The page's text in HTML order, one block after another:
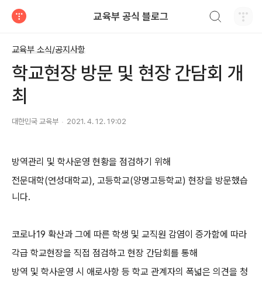
교육부 공식 블로그
교육부 소식/공지사항
학교현장 방문 및 현장 간담회 개
최
대한민국 교육부 2021. 4. 12. 19:02
방역관리 및 학사운영 현황을 점검하기 위해
전문대학(연성대학교), 고등학교(양명고등학교) 현장을 방문했습
니다.
코로나19 확산과 그에 따른 학생 및 교직원 감염이 증가함에 따라
각급 학교현장을 직접 점검하고 현장 간담회를 통해
방역 및 학사운영 시 애로사항 등 학교 관계자의 폭넓은 의견을 청